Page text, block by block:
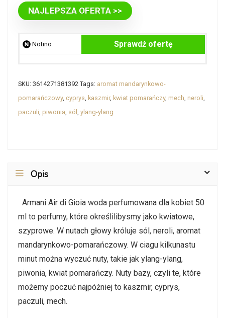
NAJLEPSZA OFERTA >>
Notino Sprawdź ofertę
SKU: 3614271381392 Tags: aromat mandarynkowo-
pomarańczowy, cyprys kaszmir, kwiat pomarańczy, mech neroli
paczuli piwonia sól ylang-ylang
Opis
Armani Air di Gioia woda perfumowana dla kobiet 50
ml to perfumy, które określilibysmy jako kwiatowe,
szyprowe. W nutach głowy króluje sól, neroli, aromat
mandarynkowo-pomarańczowy. W ciagu kilkunastu
minut można wyczuć nuty, takie jak ylang-ylang,
piwonia, kwiat pomarańczy. Nuty bazy, czyli te, które
możemy poczuć najpóźniej to kaszmir, cyprys,
paczuli, mech.